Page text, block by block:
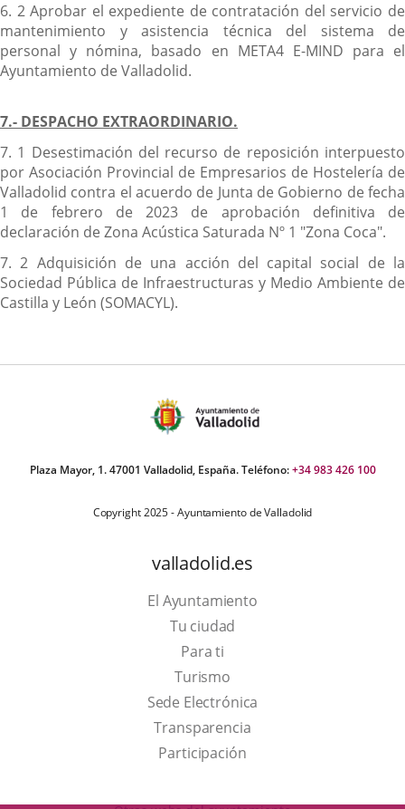
6. 2 Aprobar el expediente de contratación del servicio de
mantenimiento y asistencia técnica del sistema de
personal y nómina, basado en META4 E-MIND para el
Ayuntamiento de Valladolid.
7.- DESPACHO EXTRAORDINARIO.
7. 1 Desestimación del recurso de reposición interpuesto
por Asociación Provincial de Empresarios de Hostelería de
Valladolid contra el acuerdo de Junta de Gobierno de fecha
1 de febrero de 2023 de aprobación definitiva de
declaración de Zona Acústica Saturada Nº 1 "Zona Coca".
7. 2 Adquisición de una acción del capital social de la
Sociedad Pública de Infraestructuras y Medio Ambiente de
Castilla y León (SOMACYL).
Plaza Mayor, 1. 47001 Valladolid, España. Teléfono:+34 983 426 100
Copyright 2025 - Ayuntamiento de Valladolid
valladolid.es
El Ayuntamiento
Tu ciudad
Para ti
TurismoThis
link
will
open
a
Sede Electrónica
Transparencia
Participación